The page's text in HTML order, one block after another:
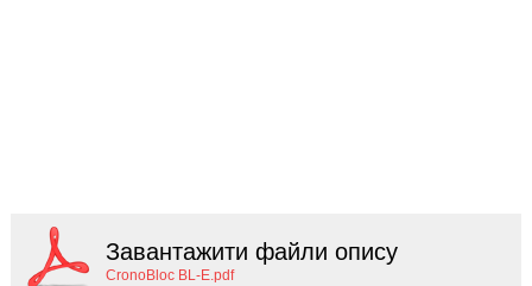
Завантажити файли опису
CronoBloc BL-E.pdf